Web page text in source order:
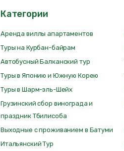
Категории
Аренда виллы апартаментов
Туры на Курбан-байрам
Автобусный Балканский тур
Туры в Японию и Южную Корею
Туры в Шарм-эль-Шейх
Грузинский сбор винограда и
праздник Тбилисоба
Выходные с проживанием в Батуми
Итальянский Тур